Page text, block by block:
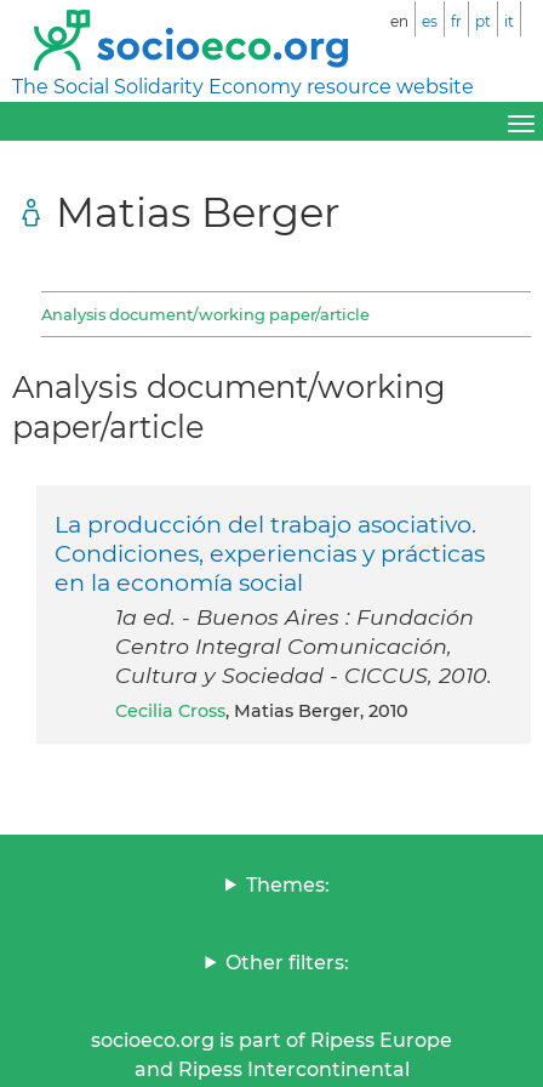
The Social Solidarity Economy resource website
en es fr pt it
Matias Berger
Analysis document/working paper/article
Analysis document/working
paper/article
La producción del trabajo asociativo.
Condiciones, experiencias y prácticas
en la economía social
1a ed. - Buenos Aires : Fundación
Centro Integral Comunicación,
Cultura y Sociedad - CICCUS, 2010.
Cecilia Cross, Matias Berger, 2010
Themes:
Other filters:
socioeco.org is part of Ripess Europe
and Ripess Intercontinental